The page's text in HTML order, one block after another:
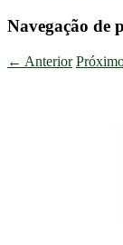
Navegação de
← Anterior